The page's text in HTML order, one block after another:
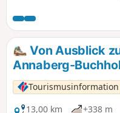
markanten
folgen Wanderer dem
kleinen
Schon nach wenigen
über Felder, Dörfer und
hin zu Keilberg und
große Teile der Tour und
ein. Etwa auf halber
Von Ausblick
Annaberg-
Tourismusinformation
13,00 km
+338 m